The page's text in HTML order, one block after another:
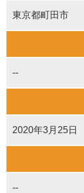
東京都町田市
--
2020年3月25日
--